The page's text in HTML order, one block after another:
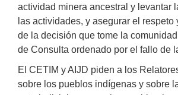
actividad minera ancestral y levantar
las actividades, y asegurar el respeto
de la decisión que tome la
de Consulta ordenado por el fallo de
El CETIM y AIJD piden a los
sobre los pueblos indígenas y sobre